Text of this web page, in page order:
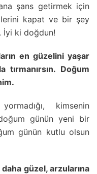
şans getirmek için
kapat ve bir şey
İyi ki doğdun!
en güzelini yaşar
tırmanırsın. Doğum
kimsenin
günün yeni bir
günün kutlu olsun
güzel, arzularına